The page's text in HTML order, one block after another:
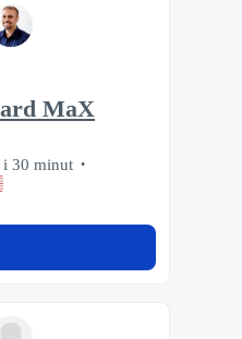
MaX
i 30 minut